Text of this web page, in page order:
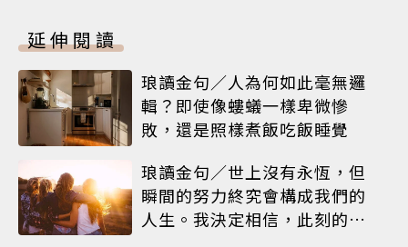
延伸閱讀
琅讀金句／人為何如此毫無邏
輯？即使像螻蟻一樣卑微慘
敗，還是照樣煮飯吃飯睡覺
琅讀金句／世上沒有永恆，但
瞬間的努力終究會構成我們的
人生。我決定相信，此刻的閃